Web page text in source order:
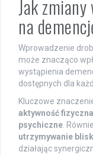
Jak
na
Wprowadzenie
może znacząco
wystąpienia
dostępnych dla
Kluczowe
aktywność fizyczna
psychiczne.
utrzymywanie
działając